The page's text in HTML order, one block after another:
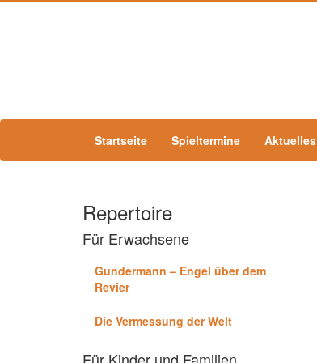
Startseite Spieltermine Aktuelles
Repertoire
Für Erwachsene
Gundermann – Engel über dem
Revier
Die Vermessung der Welt